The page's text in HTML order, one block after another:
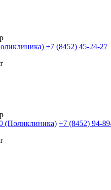
+7 (8452) 45-24-27
(Поликлиника) +7 (8452) 94-